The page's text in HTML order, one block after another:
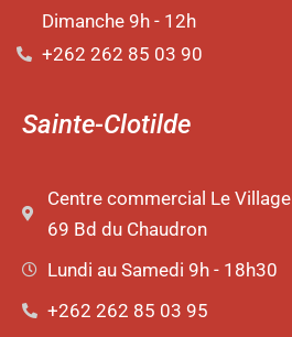
Dimanche 9h - 12h
+262 262 85 03 90
Sainte-Clotilde
Centre commercial Le Village
69 Bd du Chaudron
Lundi au Samedi 9h - 18h30
+262 262 85 03 95